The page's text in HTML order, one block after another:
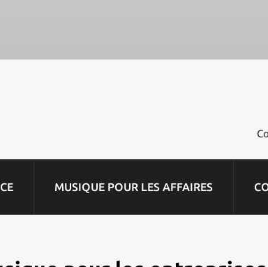
MUSIQUE POUR LES AFFAIRES